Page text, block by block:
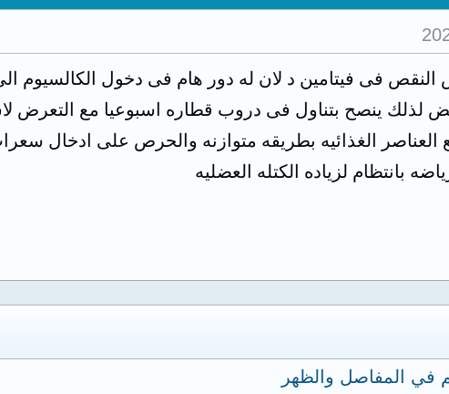
فى فيتامين د لان له دور هام فى دخول الكالسيوم الى
لذلك ينصح بتناول فى دروب قطاره اسبوعيا مع التعرض
العناصر الغذائيه بطريقه متوازنه والحرص على ادخال
بانتظام لزياده الكتله العضليه
في المفاصل والظهر